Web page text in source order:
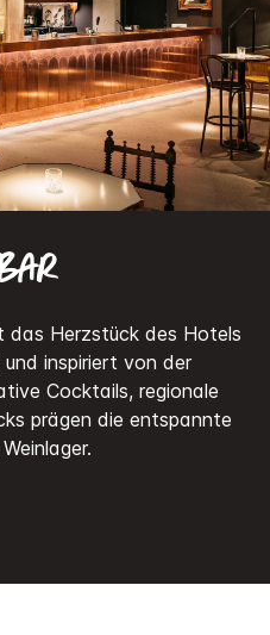
das Herzstück des Hotels
inspiriert von der
Cocktails, regionale
prägen die entspannte